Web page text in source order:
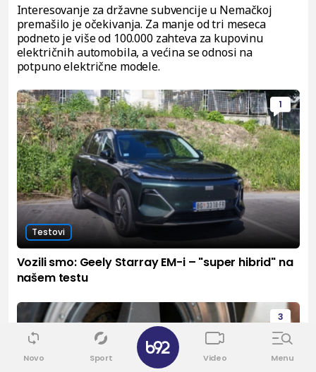
Interesovanje za državne subvencije u Nemačkoj
premašilo je očekivanja. Za manje od tri meseca
podneto je više od 100.000 zahteva za kupovinu
električnih automobila, a većina se odnosi na
potpuno električne modele.
1
Testovi
Vozili smo: Geely Starray EM-i – "super hibrid" na
našem testu
3
Novo Sport Video Menu